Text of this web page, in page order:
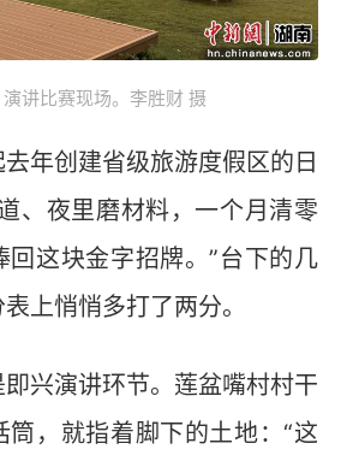
演讲比赛现场。李胜财 摄
创建省级旅游度假区的日
、夜里磨材料，一个月清零
回这块金字招牌。”台下的几
上悄悄多打了两分。
演讲环节。莲盆嘴村村干
筒，就指着脚下的土地：“这